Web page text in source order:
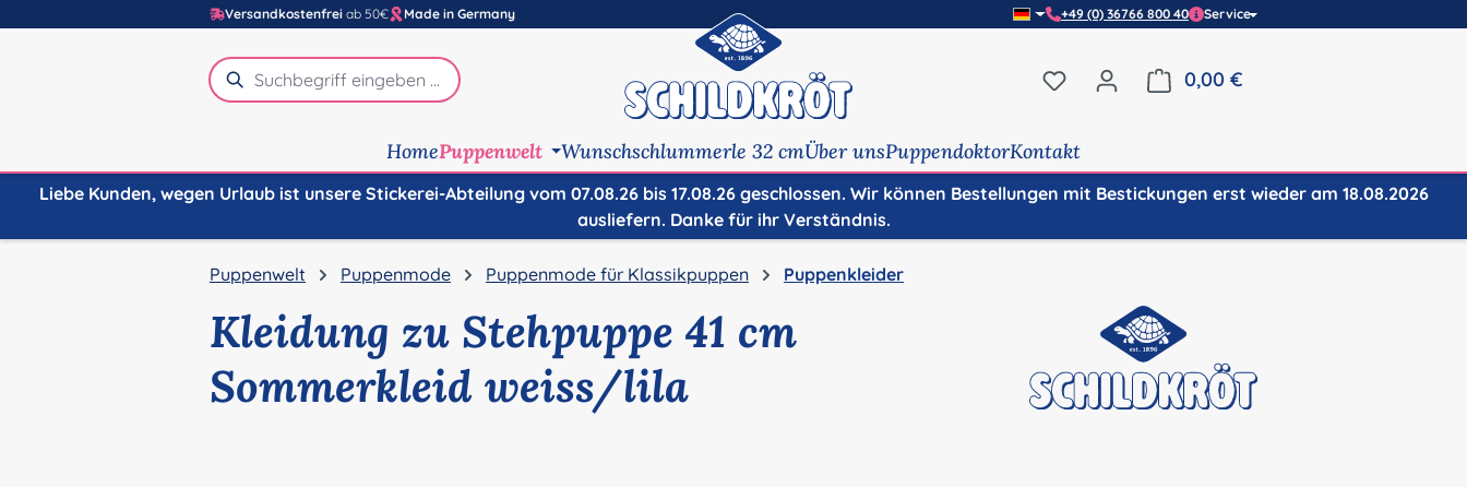
Hauptinhalt springen
Zur Suche springen
Zur Hauptnavigation springen
Versandkostenfrei ab 50€ Made in Germany +49 (0) 36766 800 40 Service
Du hast 0 Produkte auf dem Merkzettel
0,00 €
HomePuppenwelt Wunschschlummerle 32 cmÜber unsPuppendoktorKontakt
Liebe Kunden, wegen Urlaub ist unsere Stickerei-Abteilung vom 07.08.26 bis 17.08.26 geschlossen. Wir können Bestellungen mit Bestickungen erst wieder am 18.08.2026
ausliefern. Danke für ihr Verständnis.
Puppenwelt Puppenmode Puppenmode für Klassikpuppen Puppenkleider
Kleidung zu Stehpuppe 41 cm
Sommerkleid weiss/lila